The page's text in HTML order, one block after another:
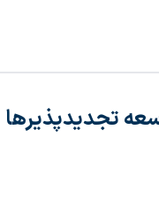
تجدیدپذیر‌ها با